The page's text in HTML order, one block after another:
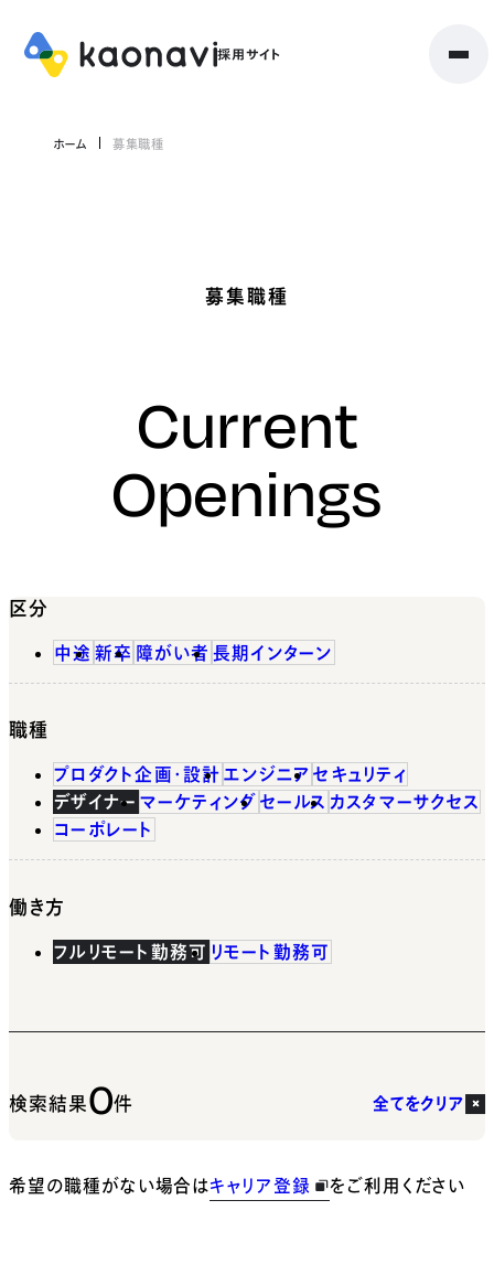
ホーム 募集職種
募集職種
Current
Openings
区分
中途 新卒 障がい者 長期インターン
職種
プロダクト企画・設計 エンジニア セキュリティ
デザイナー マーケティング セールス カスタマーサクセス
コーポレート
働き方
フルリモート勤務可 リモート勤務可
検索結果0件 全てをクリア
希望の職種がない場合はキャリア登録 をご利用ください